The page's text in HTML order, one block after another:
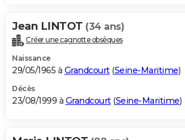
Jean LINTOT (34 ans)
Créer une cagnotte obsèques
Naissance
29/05/1965 à Grandcourt(Seine-Maritime)
Décès
23/08/1999 à Grandcourt(Seine-Maritime)